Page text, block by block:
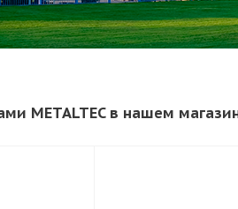
METALTEC в нашем